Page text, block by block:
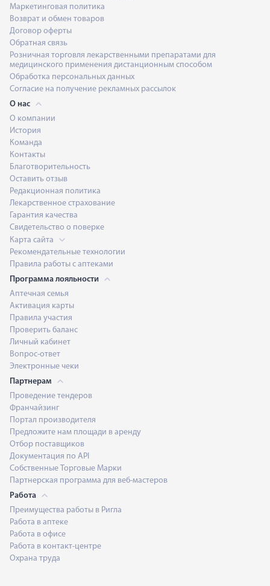
Маркетинговая политика
Возврат и обмен товаров
Договор оферты
Обратная связь
Розничная торговля лекарственными препаратами для
медицинского применения дистанционным способом
Обработка персональных данных
Согласие на получение рекламных рассылок
О нас
О компании
История
Команда
Контакты
Благотворительность
Оставить отзыв
Редакционная политика
Лекарственное страхование
Гарантия качества
Свидетельство о поверке
Карта сайта
Рекомендательные технологии
Правила работы с аптеками
Программа лояльности
Аптечная семья
Активация карты
Правила участия
Проверить баланс
Личный кабинет
Вопрос-ответ
Электронные чеки
Партнерам
Проведение тендеров
Франчайзинг
Портал производителя
Предложите нам площади в аренду
Отбор поставщиков
Документация по API
Собственные Торговые Марки
Партнерская программа для веб-мастеров
Работа
Преимущества работы в Ригла
Работа в аптеке
Работа в офисе
Работа в контакт-центре
Охрана труда